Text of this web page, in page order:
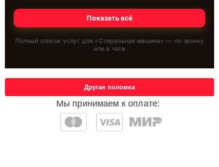
Показать всё
Полный список услуг для « Стиральная машина» — по звонку
или в чате
Мы принимаем к оплате:
Другая поломка